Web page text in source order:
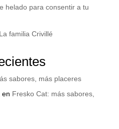
helado para consentir a tu
familia Crivillé
sabores, más placeres
en Fresko Cat: más sabores,